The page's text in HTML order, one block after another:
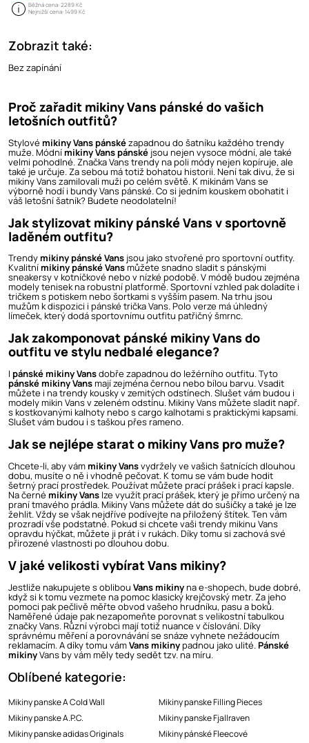
Běžná cena:2289 Kč
Nejnižší cena:1499 Kč
Zobrazit také:
Bez zapínání
Proč zařadit mikiny Vans pánské do vašich
letošních outfitů?
Stylové mikiny Vans pánskézapadnou do šatníku každého trendy
muže. Módnímikiny Vans pánské jsou nejen vysoce módní, ale také
velmi pohodlné. ZnačkaVanstrendy na poli módy nejen kopíruje, ale
také je určuje. Za sebou má totiž bohatou historii. Není tak divu, že si
mikiny Vans zamilovali muži po celém světě. K mikinám Vans se
výborně hodí i bundy Vans pánské. Co si jedním kouskem obohatit i
váš letošní šatník? Budete neodolatelní!
Jak stylizovat mikiny pánské Vans v sportovně
laděném outfitu?
Trendymikiny pánské Vans jsou jako stvořené pro sportovní outfity.
Kvalitnímikiny pánské Vansmůžete snadno sladit s pánskými
sneakersy v kotníčkové nebo v nízké podobě. V módě budou zejména
modely tenisek na robustní platformě. Sportovní vzhled pak doladíte i
tričkem s potiskem nebo šortkami s vyšším pasem. Na trhu jsou
mužům k dispozici i pánské trička Vans. Polo verze má úhledný
límeček, který dodá sportovnímu outfitu patřičný šmrnc.
Jak zakomponovat pánské mikiny Vans do
outfitu ve stylu nedbalé elegance?
I pánské mikiny Vansdobře zapadnou do ležérního outfitu. Tyto
pánské mikiny Vansmají zejména černou nebo bílou barvu. Vsadit
můžete i na trendy kousky v zemitých odstínech. Slušet vám budou i
modely mikin Vans v zeleném odstínu. Mikiny Vans můžete sladit např.
s kostkovanými kalhoty nebo s cargo kalhotami s praktickými kapsami.
Slušet vám budou i s taškou přes rameno.
Jak se nejlépe starat o mikiny Vans pro muže?
Chcete-li, aby vámmikiny Vansvydržely ve vašich šatnících dlouhou
dobu, musíte o ně i vhodně pečovat. K tomu se vám bude hodit
šetrný prací prostředek. Používat můžete prací prášek i prací kapsle.
Na černé mikiny Vans lze využít prací prášek, který je přímo určený na
praní tmavého prádla. Mikiny Vans můžete dát do sušičky a také je lze
žehlit. Vždy se však nejdříve podívejte na přiložený štítek. Ten vám
prozradí vše podstatné. Pokud si chcete vaši trendy mikinu Vans
opravdu hýčkat, můžete ji prát i v rukách. Díky tomu si zachová své
přirozené vlastnosti po dlouhou dobu.
V jaké velikosti vybírat Vans mikiny?
Jestliže nakupujete s oblibou Vans mikinyna e-shopech, bude dobré,
když si k tomu vezmete na pomoc klasický krejčovský metr. Za jeho
pomoci pak pečlivě měřte obvod vašeho hrudníku, pasu a boků.
Naměřené údaje pak nezapomeňte porovnat s velikostní tabulkou
značky Vans. Různí výrobci mají totiž nuance v číslování. Díky
správnému měření a porovnávání se snáze vyhnete nežádoucím
reklamacím. A díky tomu vámVans mikinypadnou jako ulité.Pánské
mikinyVans by vám měly tedy sedět tzv. na míru.
Oblíbené kategorie:
Mikiny panske A Cold Wall
Mikiny panske A.P.C.
Mikiny panske adidas Originals
Mikiny panske Filling Pieces
Mikiny panske Fjallraven
Mikiny pánské Fleecové